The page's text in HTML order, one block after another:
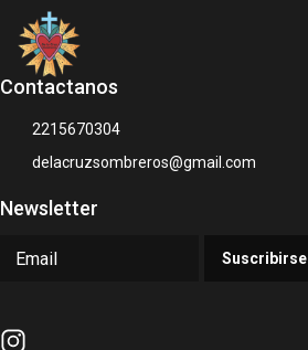
Contactanos
2215670304
delacruzsombreros@gmail.com
Newsletter
Suscribirse